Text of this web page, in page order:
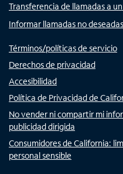
Transferencia de llamadas a
Informar llamadas no deseadas
Términos/políticas de servicio
Derechos de privacidad
Accesibilidad
Política de Privacidad de
No vender ni compartir mi
publicidad dirigida
Consumidores de California:
personal sensible